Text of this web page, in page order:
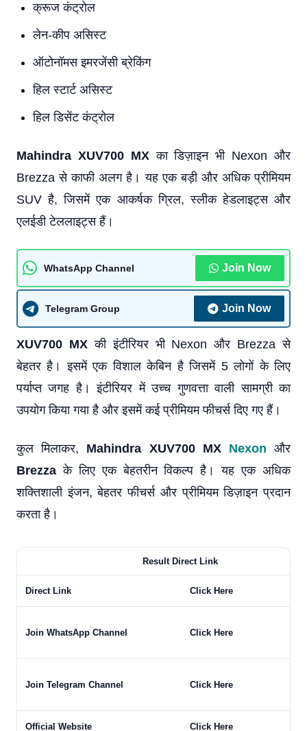
क्रूज कंट्रोल
लेन-कीप असिस्ट
ऑटोनॉमस इमरजेंसी ब्रेकिंग
हिल स्टार्ट असिस्ट
हिल डिसेंट कंट्रोल
Mahindra XUV700 MXका डिज़ाइन भी Nexon और
Brezza से काफी अलग है। यह एक बड़ी और अधिक प्रीमियम
SUV है, जिसमें एक आकर्षक ग्रिल, स्लीक हेडलाइट्स और
एलईडी टेललाइट्स हैं।
WhatsApp Channel Join Now
Telegram Group Join Now
XUV700 MXकी इंटीरियर भी Nexon और Brezza से
बेहतर है। इसमें एक विशाल केबिन है जिसमें 5 लोगों के लिए
पर्याप्त जगह है। इंटीरियर में उच्च गुणवत्ता वाली सामग्री का
उपयोग किया गया है और इसमें कई प्रीमियम फीचर्स दिए गए हैं।
कुल मिलाकर, Mahindra XUV700 MX Nexon और
Brezza के लिए एक बेहतरीन विकल्प है। यह एक अधिक
शक्तिशाली इंजन, बेहतर फीचर्स और प्रीमियम डिज़ाइन प्रदान
करता है।
Result Direct Link
Direct Link Click Here
Join WhatsApp Channel Click Here
Join Telegram Channel Click Here
Official Website Click Here